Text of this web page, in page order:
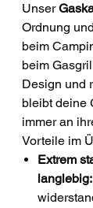
Unser
Ordnung
beim
beim
Design und
bleibt deine
immer an
Vorteile im
Extrem
langlebig: